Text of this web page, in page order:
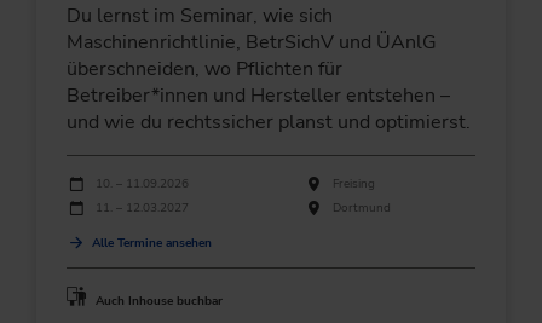
Du lernst im Seminar, wie sich
Maschinenrichtlinie, BetrSichV und ÜAnlG
überschneiden, wo Pflichten für
Betreiber*innen und Hersteller entstehen –
und wie du rechtssicher planst und optimierst.
Durchführungen
Veranstaltungsdatum
10. – 11.09.2026
Freising
11. – 12.03.2027
Dortmund
Alle Termine ansehen
Auch Inhouse buchbar